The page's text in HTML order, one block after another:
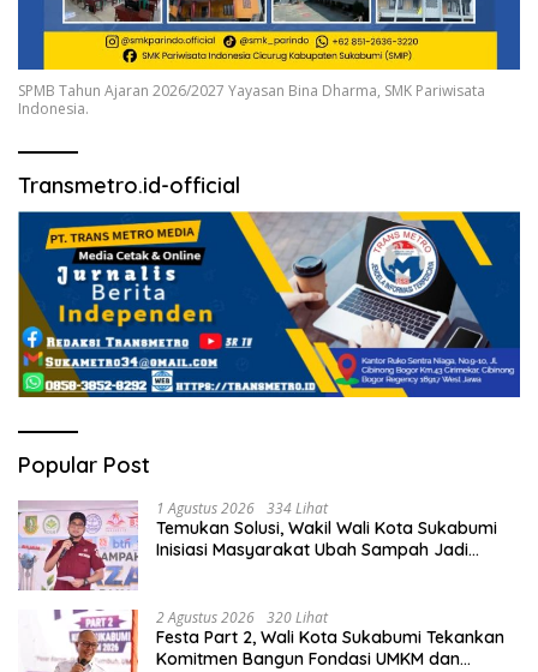
SPMB Tahun Ajaran 2026/2027 Yayasan Bina Dharma, SMK Pariwisata
Indonesia.
Transmetro.id-official
Popular Post
1 Agustus 2026 334 Lihat
Temukan Solusi, Wakil Wali Kota Sukabumi
Inisiasi Masyarakat Ubah Sampah Jadi
2 Agustus 2026 320 Lihat
Festa Part 2, Wali Kota Sukabumi Tekankan
Komitmen Bangun Fondasi UMKM dan